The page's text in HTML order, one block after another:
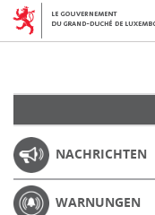
NACHRICHTEN
WARNUNGEN